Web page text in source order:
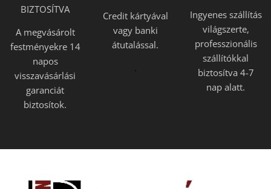
BIZTOSÍTVA
A megvásárolt
festményekre 14
napos
visszavásárlási
garanciát
biztosítok.
Credit kártyával
vagy banki
átutalással.
.
Ingyenes szállítás
világszerte,
professzionális
szállítókkal
biztosítva 4-7
nap alatt.